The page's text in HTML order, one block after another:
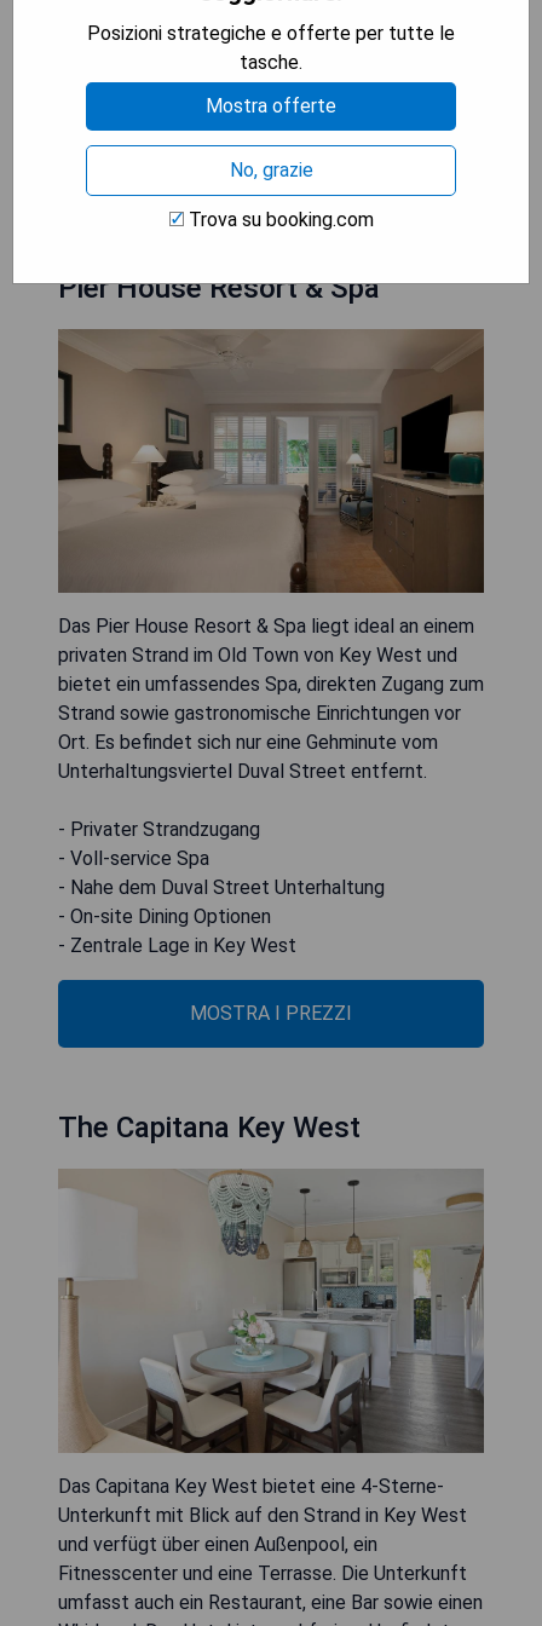
- Geräumige Zimmer mit Safes
- Nahegelegene Sehenswürdigkeiten wie Fort
MOSTRA I PREZZI
Pier House Resort & Spa
Das Pier House Resort & Spa liegt ideal an einem
privaten Strand im Old Town von Key West und
bietet ein umfassendes Spa, direkten Zugang zum
Strand sowie gastronomische Einrichtungen vor
Ort. Es befindet sich nur eine Gehminute vom
Unterhaltungsviertel Duval Street entfernt.
- Privater Strandzugang
- Voll-service Spa
- Nahe dem Duval Street Unterhaltung
- On-site Dining Optionen
- Zentrale Lage in Key West
MOSTRA I PREZZI
The Capitana Key West
Das Capitana Key West bietet eine 4-Sterne-
Unterkunft mit Blick auf den Strand in Key West
und verfügt über einen Außenpool, ein
Fitnesscenter und eine Terrasse. Die Unterkunft
umfasst auch ein Restaurant, eine Bar sowie einen
Posizioni strategiche e offerte per tutte le
tasche.
Mostra offerte
No, grazie
Trova su booking.com